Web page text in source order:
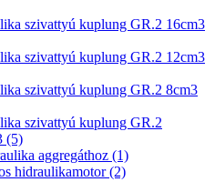
szivattyú kuplung GR.2 16cm3
szivattyú kuplung GR.2 12cm3
szivattyú kuplung GR.2 8cm3
szivattyú kuplung GR.2
(5)
aggregáthoz (1)
hidraulikamotor (2)